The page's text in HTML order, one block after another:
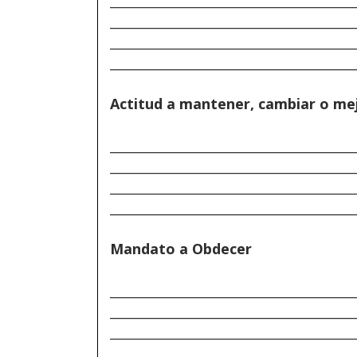
Actitud a mantener, cambiar o
Mandato a Obdecer